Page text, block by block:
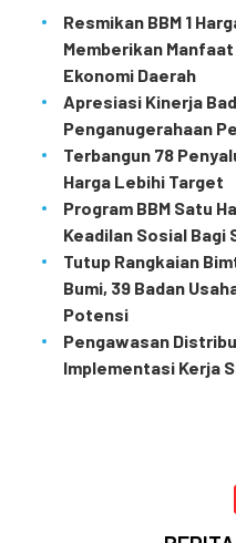
Resmikan BBM 1
Memberikan
Ekonomi Daerah
Apresiasi Kinerja
Penganugerahaan
Terbangun 78
Harga Lebihi Target
Program BBM Satu
Keadilan Sosial Bagi
Tutup Rangkaian
Bumi, 39 Badan
Potensi
Pengawasan
Implementasi Kerja